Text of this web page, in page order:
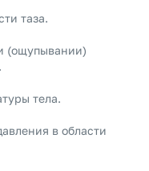
таза.
(ощупывании)
тела.
в области